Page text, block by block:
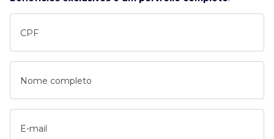
CPF
Nome completo
E-mail